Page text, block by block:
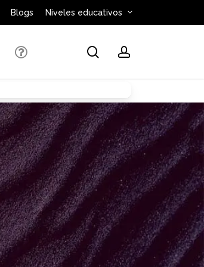
Blogs Niveles educativos
searchaccount